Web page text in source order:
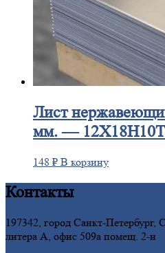
Лист
мм. — 12Х18Н10Т
148 ₽ В корзину
Контакты
197342, город Санкт-Петербург,
литера А, офис 509а помещ. 2-н